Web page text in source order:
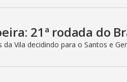
21ª rodada do
Vila decidindo para o Santos e